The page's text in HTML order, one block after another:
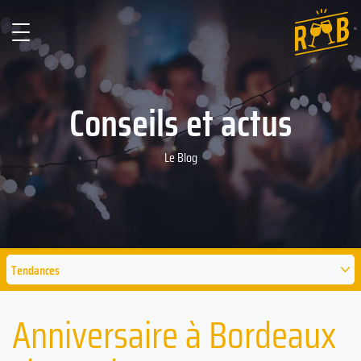
Conseils et actus
Le Blog
Tendances
Anniversaire à Bordeaux